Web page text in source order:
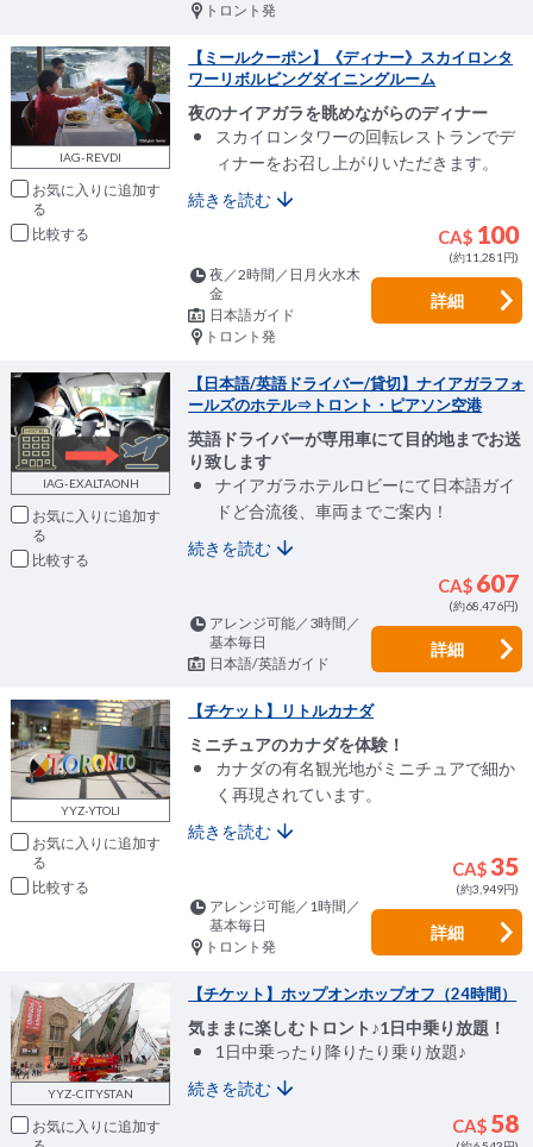
トロント発
IAG-REVDI
お気に入りに追加
比較
【ミールクーポン】《ディナー》スカイロンタ
ワーリボルビングダイニングルーム
夜のナイアガラを眺めながらのディナー
スカイロンタワーの回転レストランでデ
ィナーをお召し上がりいただきます。
続きを読む
CA$ 100
(約11,281円)
夜／2時間／日月火水木
金
日本語ガイド
トロント発
詳細
IAG-EXALTAONH
お気に入りに追加
比較
【日本語/英語ドライバー/貸切】ナイアガラフォ
ールズのホテル⇒トロント・ピアソン空港
英語ドライバーが専用車にて目的地までお送
り致します
ナイアガラホテルロビーにて日本語ガイ
ドど合流後、車両までご案内！
続きを読む
CA$ 607
(約68,476円)
アレンジ可能／3時間／
基本毎日
日本語/英語ガイド
詳細
YYZ-YTOLI
お気に入りに追加
比較
【チケット】リトルカナダ
ミニチュアのカナダを体験！
カナダの有名観光地がミニチュアで細か
く再現されています。
続きを読む
CA$35
(約3,949円)
アレンジ可能／1時間／
基本毎日
トロント発
詳細
YYZ-CITYSTAN
お気に入りに追加
【チケット】ホップオンホップオフ（24時間）
気ままに楽しむトロント♪1日中乗り放題！
1日中乗ったり降りたり乗り放題♪
続きを読む
CA$ 58